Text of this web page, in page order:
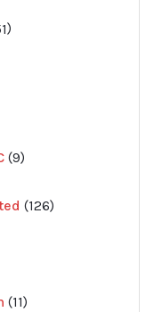
produkter
9
produkter
126
produkter
11